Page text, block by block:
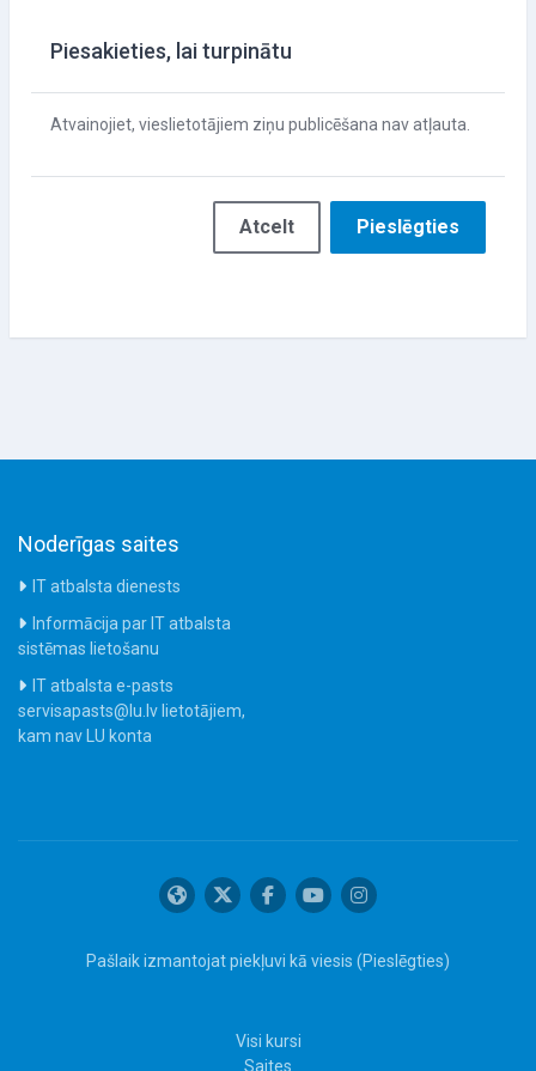
Piesakieties, lai turpinātu
Atvainojiet, vieslietotājiem ziņu publicēšana nav atļauta.
Atcelt Pieslēgties
Noderīgas saites
IT atbalsta dienests
Informācija par IT atbalsta
sistēmas lietošanu
IT atbalsta e-pasts
servisapasts@lu.lv lietotājiem,
kam nav LU konta
Pašlaik izmantojat piekļuvi kā viesis (Pieslēgties)
Visi kursi
Saites